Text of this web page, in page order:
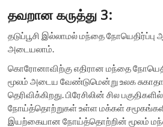
தவறான கருத்து 3:
தடுப்பூசி இல்லாமல் மந்தை
அடையலாம்.
கொரோனாவிற்கு எதிரான மந்தை
மூலம் அடைய வேண்டுமென்று உலக
தெரிவிக்கிறது. பிரேசிலின் சில
நோய்த்தொற்றுகள் உள்ள மக்கள்
இயற்கையான நோய்த்தொற்றின் மூலம்